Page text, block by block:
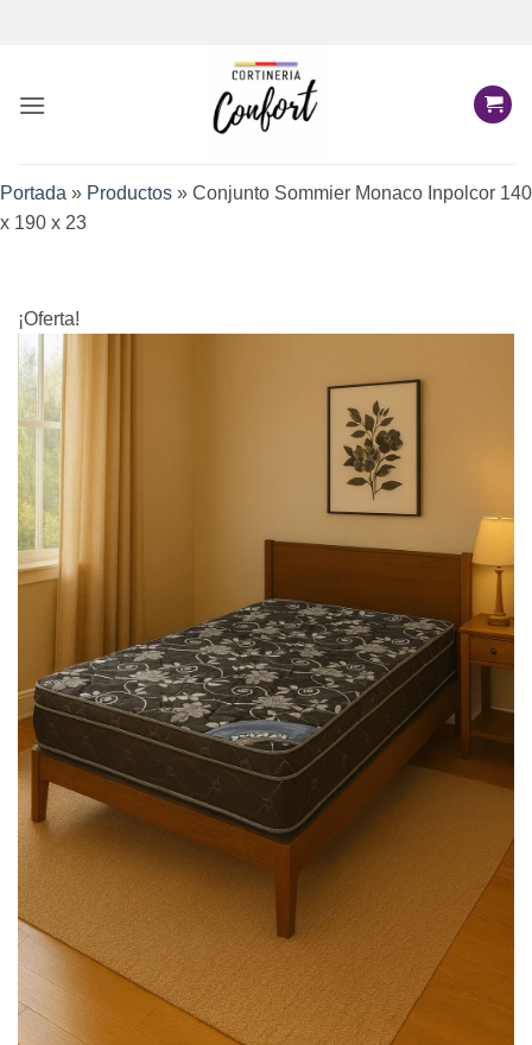
Portada » Productos » Conjunto Sommier Monaco Inpolcor 140
x 190 x 23
¡Oferta!